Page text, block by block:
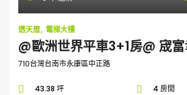
透天厝 電梯大樓
@歐洲世界平車3+1房@ 宬
710台灣台南市永康區中正路
43.38 坪
4 房間